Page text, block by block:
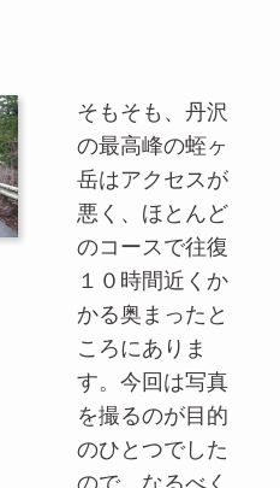
そもそも、丹沢
の最高峰の蛭ヶ
岳はアクセスが
悪く、ほとんど
のコースで往復
１０時間近くか
かる奥まったと
ころにありま
す。今回は写真
を撮るのが目的
のひとつでした